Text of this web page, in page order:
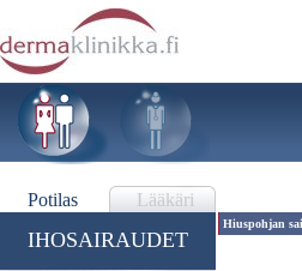
Potilas Lääkäri
IHOSAIRAUDET
Hiuspohjan